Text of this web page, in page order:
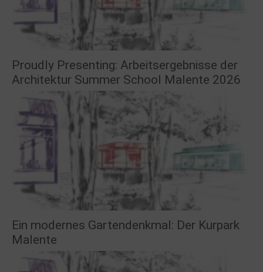
Proudly Presenting: Arbeitsergebnisse der
Architektur Summer School Malente 2026
Ein modernes Gartendenkmal: Der Kurpark
Malente